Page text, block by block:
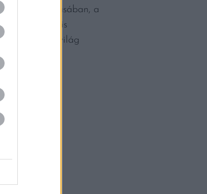
háztartásában, a
lakomáinak is
túl a világ
és közös